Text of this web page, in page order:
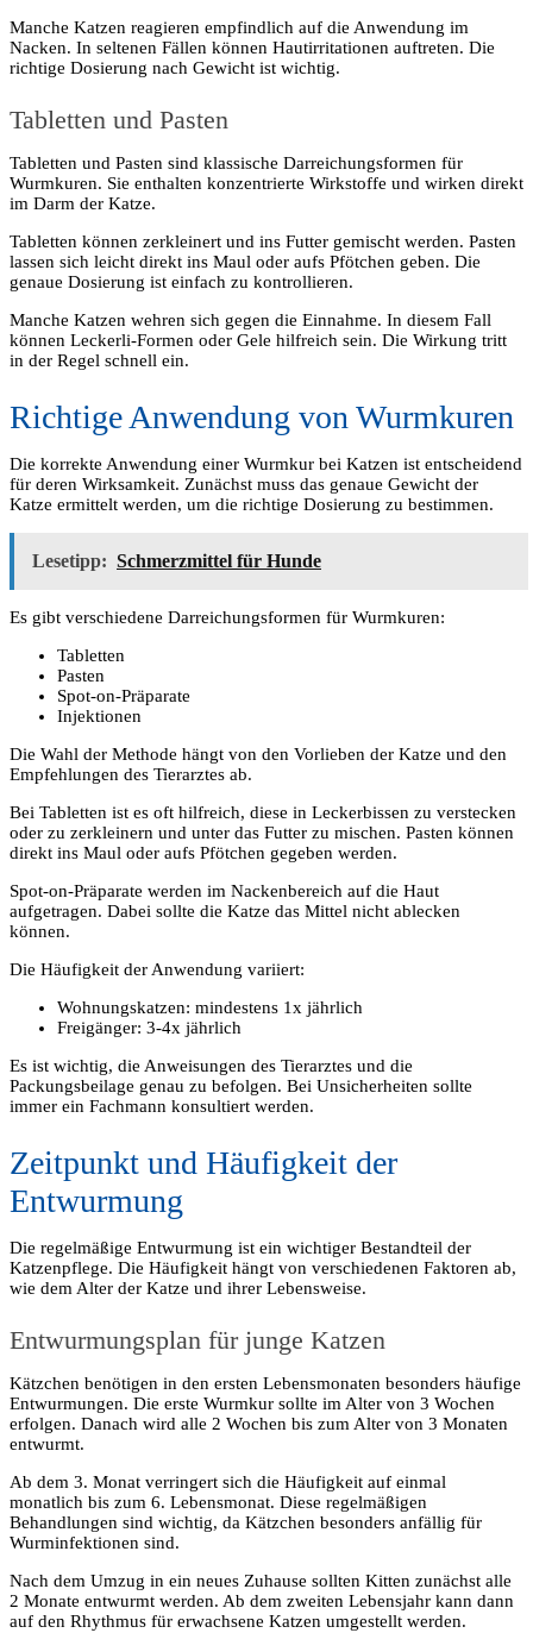
Manche Katzen reagieren empfindlich auf die Anwendung im
Nacken. In seltenen Fällen können Hautirritationen auftreten. Die
richtige Dosierung nach Gewicht ist wichtig.
Tabletten und Pasten
Tabletten und Pasten sind klassische Darreichungsformen für
Wurmkuren. Sie enthalten konzentrierte Wirkstoffe und wirken direkt
im Darm der Katze.
Tabletten können zerkleinert und ins Futter gemischt werden. Pasten
lassen sich leicht direkt ins Maul oder aufs Pfötchen geben. Die
genaue Dosierung ist einfach zu kontrollieren.
Manche Katzen wehren sich gegen die Einnahme. In diesem Fall
können Leckerli-Formen oder Gele hilfreich sein. Die Wirkung tritt
in der Regel schnell ein.
Richtige Anwendung von Wurmkuren
Die korrekte Anwendung einer Wurmkur bei Katzen ist entscheidend
für deren Wirksamkeit. Zunächst muss das genaue Gewicht der
Katze ermittelt werden, um die richtige Dosierung zu bestimmen.
Lesetipp: Schmerzmittel für Hunde
Es gibt verschiedene Darreichungsformen für Wurmkuren:
Tabletten
Pasten
Spot-on-Präparate
Injektionen
Die Wahl der Methode hängt von den Vorlieben der Katze und den
Empfehlungen des Tierarztes ab.
Bei Tabletten ist es oft hilfreich, diese in Leckerbissen zu verstecken
oder zu zerkleinern und unter das Futter zu mischen. Pasten können
direkt ins Maul oder aufs Pfötchen gegeben werden.
Spot-on-Präparate werden im Nackenbereich auf die Haut
aufgetragen. Dabei sollte die Katze das Mittel nicht ablecken
können.
Die Häufigkeit der Anwendung variiert:
Wohnungskatzen: mindestens 1x jährlich
Freigänger: 3-4x jährlich
Es ist wichtig, die Anweisungen des Tierarztes und die
Packungsbeilage genau zu befolgen. Bei Unsicherheiten sollte
immer ein Fachmann konsultiert werden.
Zeitpunkt und Häufigkeit der
Entwurmung
Die regelmäßige Entwurmung ist ein wichtiger Bestandteil der
Katzenpflege. Die Häufigkeit hängt von verschiedenen Faktoren ab,
wie dem Alter der Katze und ihrer Lebensweise.
Entwurmungsplan für junge Katzen
Kätzchen benötigen in den ersten Lebensmonaten besonders häufige
Entwurmungen. Die erste Wurmkur sollte im Alter von 3 Wochen
erfolgen. Danach wird alle 2 Wochen bis zum Alter von 3 Monaten
entwurmt.
Ab dem 3. Monat verringert sich die Häufigkeit auf einmal
monatlich bis zum 6. Lebensmonat. Diese regelmäßigen
Behandlungen sind wichtig, da Kätzchen besonders anfällig für
Wurminfektionen sind.
Nach dem Umzug in ein neues Zuhause sollten Kitten zunächst alle
2 Monate entwurmt werden. Ab dem zweiten Lebensjahr kann dann
auf den Rhythmus für erwachsene Katzen umgestellt werden.